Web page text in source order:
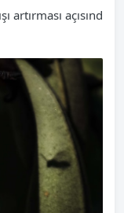
artırması açısınd